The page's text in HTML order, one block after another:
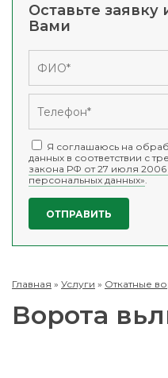
Оставьте
Вами
Я соглашаюсь на
данных в соответствии с
закона РФ от 27 июля
персональных данных».
Главная » Услуги » Откатные
Ворота